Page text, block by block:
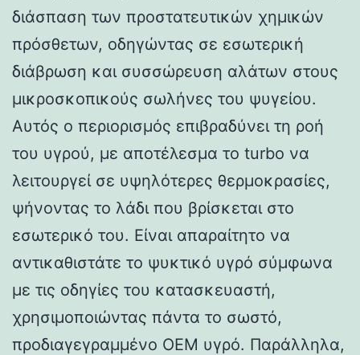
διάσπαση των προστατευτικών χημικών
πρόσθετων, οδηγώντας σε εσωτερική
διάβρωση και συσσώρευση αλάτων στους
μικροσκοπικούς σωλήνες του ψυγείου.
Αυτός ο περιορισμός επιβραδύνει τη ροή
του υγρού, με αποτέλεσμα το turbo να
λειτουργεί σε υψηλότερες θερμοκρασίες,
ψήνοντας το λάδι που βρίσκεται στο
εσωτερικό του. Είναι απαραίτητο να
αντικαθιστάτε το ψυκτικό υγρό σύμφωνα
με τις οδηγίες του κατασκευαστή,
χρησιμοποιώντας πάντα το σωστό,
προδιαγεγραμμένο OEM υγρό. Παράλληλα,